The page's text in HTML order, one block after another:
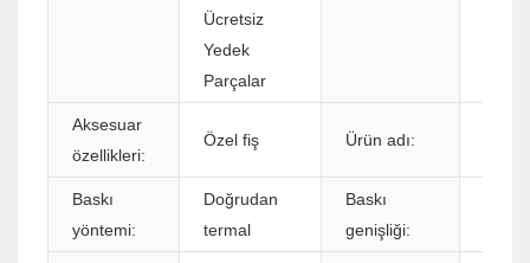
Ücretsiz
Yedek
Parçalar
Aksesuar
özellikleri:
Özel fiş Ürün adı:
Baskı
yöntemi:
Doğrudan
termal
Baskı
genişliği: